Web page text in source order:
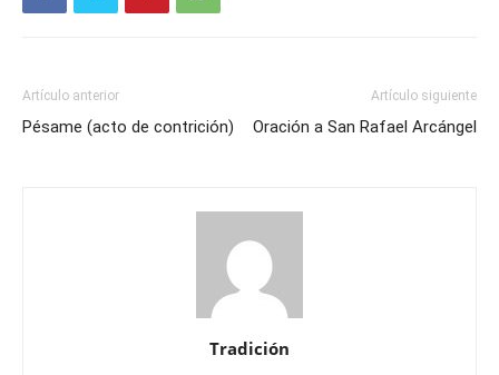
Artículo anterior
Pésame (acto de contrición)
Artículo siguiente
Oración a San Rafael Arcángel
Tradición